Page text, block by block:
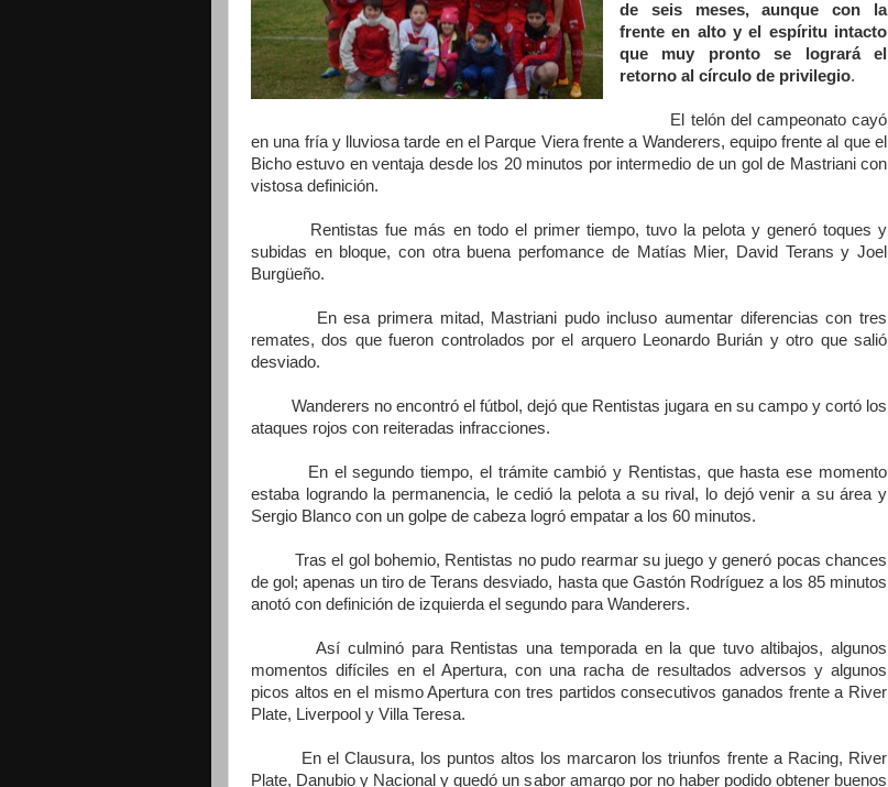
de seis meses, aunque con la
frente en alto y el espíritu intacto
que muy pronto se logrará el
retorno al círculo de privilegio.
El telón del campeonato cayó
en una fría y lluviosa tarde en el Parque Viera frente a Wanderers, equipo frente al que el
Bicho estuvo en ventaja desde los 20 minutos por intermedio de un gol de Mastriani con
vistosa definición.
Rentistas fue más en todo el primer tiempo, tuvo la pelota y generó toques y
subidas en bloque, con otra buena perfomance de Matías Mier, David Terans y Joel
Burgüeño.
En esa primera mitad, Mastriani pudo incluso aumentar diferencias con tres
remates, dos que fueron controlados por el arquero Leonardo Burián y otro que salió
desviado.
Wanderers no encontró el fútbol, dejó que Rentistas jugara en su campo y cortó los
ataques rojos con reiteradas infracciones.
En el segundo tiempo, el trámite cambió y Rentistas, que hasta ese momento
estaba logrando la permanencia, le cedió la pelota a su rival, lo dejó venir a su área y
Sergio Blanco con un golpe de cabeza logró empatar a los 60 minutos.
Tras el gol bohemio, Rentistas no pudo rearmar su juego y generó pocas chances
de gol; apenas un tiro de Terans desviado, hasta que Gastón Rodríguez a los 85 minutos
anotó con definición de izquierda el segundo para Wanderers.
Así culminó para Rentistas una temporada en la que tuvo altibajos, algunos
momentos difíciles en el Apertura, con una racha de resultados adversos y algunos
picos altos en el mismo Apertura con tres partidos consecutivos ganados frente a River
Plate, Liverpool y Villa Teresa.
En el Clausura, los puntos altos los marcaron los triunfos frente a Racing, River
Plate, Danubio y Nacional y quedó un sabor amargo por no haber podido obtener buenos